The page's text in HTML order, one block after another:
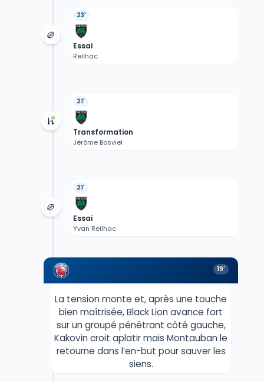
23'
Essai
Reilhac
21'
Transformation
Jérôme Bosviel
21'
Essai
Yvan Reilhac
19'
La tension monte et, après une touche
bien maîtrisée, Black Lion avance fort
sur un groupé pénétrant côté gauche,
Kakovin croit aplatir mais Montauban le
retourne dans l’en-but pour sauver les
siens.